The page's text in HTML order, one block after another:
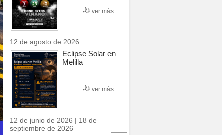
ver más
12 de agosto de 2026
Eclipse Solar en
Melilla
ver más
12 de junio de 2026 | 18 de
septiembre de 2026